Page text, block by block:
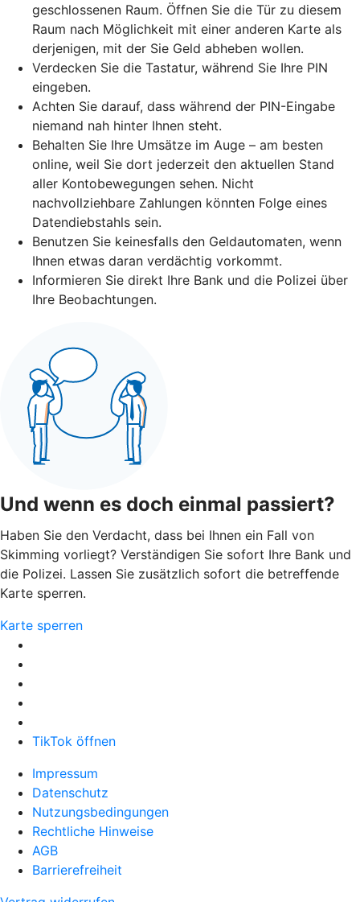
geschlossenen Raum. Öffnen Sie die Tür zu diesem
Raum nach Möglichkeit mit einer anderen Karte als
derjenigen, mit der Sie Geld abheben wollen.
Verdecken Sie die Tastatur, während Sie Ihre PIN
eingeben.
Achten Sie darauf, dass während der PIN-Eingabe
niemand nah hinter Ihnen steht.
Behalten Sie Ihre Umsätze im Auge – am besten
online, weil Sie dort jederzeit den aktuellen Stand
aller Kontobewegungen sehen. Nicht
nachvollziehbare Zahlungen könnten Folge eines
Datendiebstahls sein.
Benutzen Sie keinesfalls den Geldautomaten, wenn
Ihnen etwas daran verdächtig vorkommt.
Informieren Sie direkt Ihre Bank und die Polizei über
Ihre Beobachtungen.
Und wenn es doch einmal passiert?
Haben Sie den Verdacht, dass bei Ihnen ein Fall von
Skimming vorliegt? Verständigen Sie sofort Ihre Bank und
die Polizei. Lassen Sie zusätzlich sofort die betreffende
Karte sperren.
Karte sperren
TikTok öffnen
Impressum
Datenschutz
Nutzungsbedingungen
Rechtliche Hinweise
AGB
Barrierefreiheit